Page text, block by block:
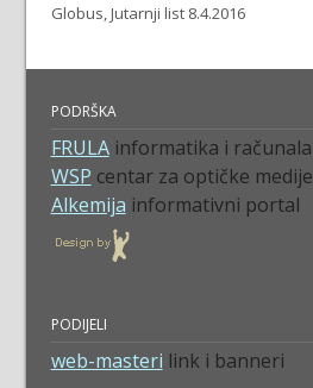
Globus, Jutarnji list 8.4.2016
PODRŠKA
FRULAinformatika i računala
WSP centar za optičke medije
Alkemija informativni portal
PODIJELI
web-masteri link i banneri